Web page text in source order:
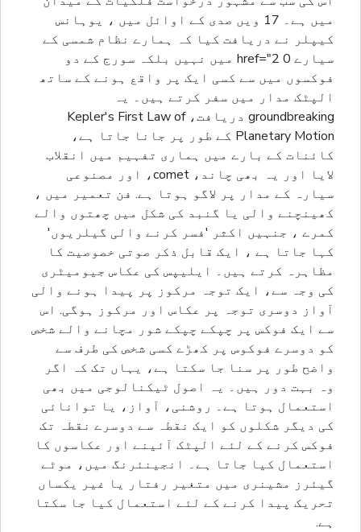
میں ہے۔ 17 ویں صدی کے اوائل میں ، یوہانس
کیپلر نے دریافت کیا کہ ہمارے نظام شمسی کے
سیارے 0 href="2 میں نہیں بلکہ سورج کے دو
فوکسوں میں سے کسی ایک پر واقع ہونے کے ساتھ
الپٹک مدار میں سفر کرتے ہیں۔ یہ
groundbreaking دریافت، Kepler's First Law of
Planetary Motion کے طور پر جانا جاتا ہے،
کائنات کے بارے میں ہماری تفہیم میں انقلاب
لایا اور یہ بھی چاند، comet، اور مصنوعی
سیارہ کے مدار پر لاگو ہوتا ہے. فن تعمیر میں ،
کھینچنے والی یا گنبد کی شکل میں چھتوں والے
کمرے ، جنہیں اکثر 'فسر کرنے والی گیلریوں'
کہا جاتا ہے ، ایک قابل ذکر صوتی خصوصیت کا
مظاہرہ کرتے ہیں۔ ایلیپس کی عکاس جیومیٹری
کی وجہ سے، ایک توجہ مرکوز پر پیدا ہونے والی
آواز دوسری توجہ پر عکاس اور مرکوز ہوگی. اس
سے ایک فوکس پر چپکے چپکے شور مچانے والے شخص
کو دوسرے فوکوس پر کھڑے کسی شخص کی طرف سے
واضح طور پر سنا جا سکتا ہے، یہاں تک کہ اگر
وہ بہت دور ہیں۔ یہ اصول ٹیکنالوجی میں بھی
استعمال ہوتا ہے۔ روشنی، آواز، یا توانائی
کی دیگر شکلوں کو ایک نقطہ سے دوسرے نقطہ تک
فوکس کرنے کے لئے الپٹک آئینے اور عکاسوں کا
استعمال کیا جاتا ہے۔ انجینئرنگ میں، موٹے
گیئرز مشینری میں متغیر رفتار یا غیر یکساں
تحریک پیدا کرنے کے لئے استعمال کیا جا سکتا
ہے.